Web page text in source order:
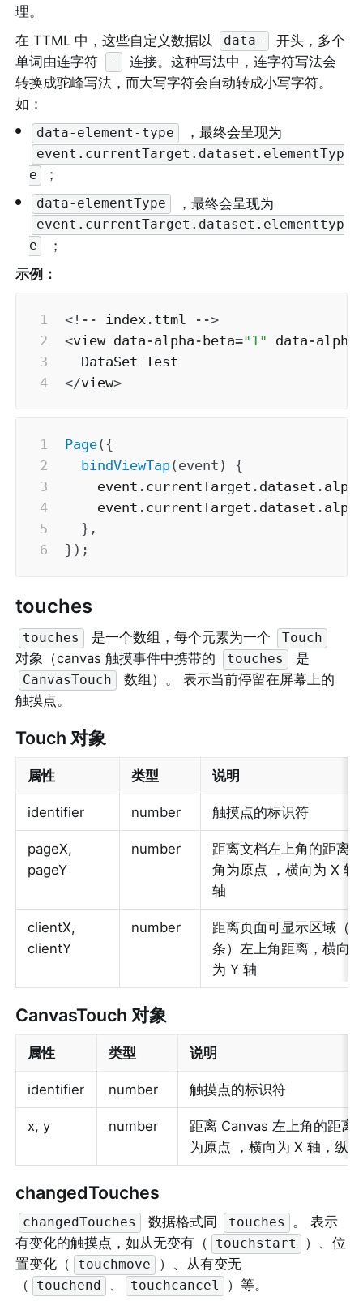
理。
在 TTML 中，这些自定义数据以
data-
开头，多个
单词由连字符
-
连接。这种写法中，连字符写法会
转换成驼峰写法，而大写字符会自动转成小写字符。
如：
• data-element-type
event.currentTarget.dataset.elementTyp
e
；
• data-elementType
event.currentTarget.dataset.elementtyp
e
；
示例：
< ! -- index . ttml -->
<view data -alpha - beta="1" data -
</view>
Page( {
bindViewTap( event )
{
    event
. currentTarget . dataset .
    event
. currentTarget . dataset .
} ,
} ) ;
touches
touches 是一个数组，每个元素为一个 Touch
对象（canvas 触摸事件中携带的 touches
CanvasTouch
数组）。 表示当前停留在屏幕上的
触摸点。
Touch 对象
属性 类型 说明
identifier number 触摸点的标识符
pageX,
pageY
number
距离文档左上角的距离
角为原点 ，横向为 X 轴
轴
clientX,
clientY
number
距离页面可显示区域（
条）左上角距离，横向
为 Y 轴
CanvasTouch 对象
属性 类型 说明
identifier number 触摸点的标识符
x, y number
距离 Canvas 左上角的距离
为原点 ，横向为 X 轴，纵
changedTouches
changedTouches 数据格式同 touches
。 表示
有变化的触摸点，如从无变有（
touchstart
）、位
置变化（
touchmove
）、从有变无
（
touchend 、 touchcancel ）等。